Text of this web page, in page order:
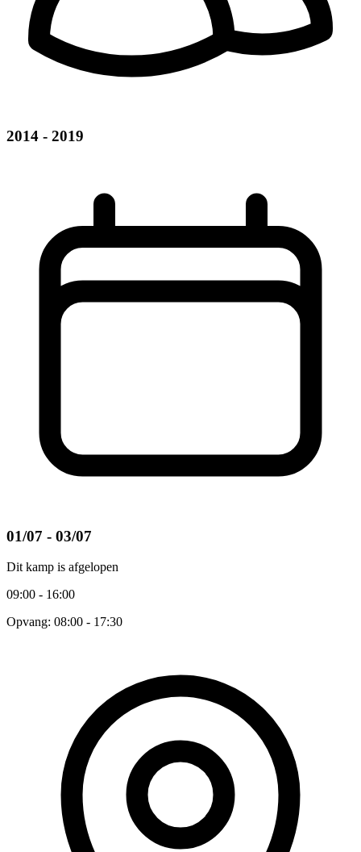
2014 - 2019
01/07 - 03/07
Dit kamp is afgelopen
09:00 - 16:00
Opvang: 08:00 - 17:30